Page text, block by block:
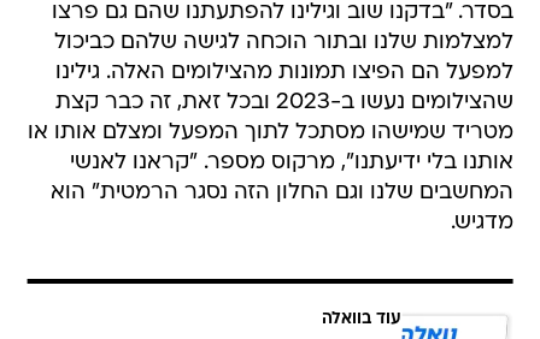
בסדר. "בדקנו שוב וגילינו להפתעתנו שהם גם פרצו
למצלמות שלנו ובתור הוכחה לגישה שלהם כביכול
למפעל הם הפיצו תמונות מהצילומים האלה. גילינו
שהצילומים נעשו ב-2023 ובכל זאת, זה כבר קצת
מטריד שמישהו מסתכל לתוך המפעל ומצלם אותו או
אותנו בלי ידיעתנו", מרקוס מספר. "קראנו לאנשי
המחשבים שלנו וגם החלון הזה נסגר הרמטית" הוא
מדגיש.
עוד בוואלה